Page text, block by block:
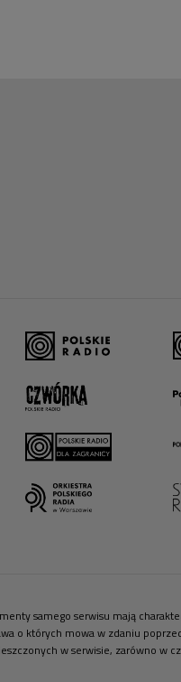
samego serwisu mają
o których mowa w zdaniu
w serwisie, zarówno w